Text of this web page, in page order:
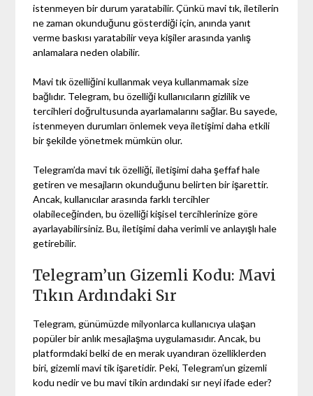
istenmeyen bir durum yaratabilir. Çünkü mavi tık, iletilerin
ne zaman okunduğunu gösterdiği için, anında yanıt
verme baskısı yaratabilir veya kişiler arasında yanlış
anlamalara neden olabilir.
Mavi tık özelliğini kullanmak veya kullanmamak size
bağlıdır. Telegram, bu özelliği kullanıcıların gizlilik ve
tercihleri doğrultusunda ayarlamalarını sağlar. Bu sayede,
istenmeyen durumları önlemek veya iletişimi daha etkili
bir şekilde yönetmek mümkün olur.
Telegram’da mavi tık özelliği, iletişimi daha şeffaf hale
getiren ve mesajların okunduğunu belirten bir işarettir.
Ancak, kullanıcılar arasında farklı tercihler
olabileceğinden, bu özelliği kişisel tercihlerinize göre
ayarlayabilirsiniz. Bu, iletişimi daha verimli ve anlayışlı hale
getirebilir.
Telegram’un Gizemli Kodu: Mavi
Tıkın Ardındaki Sır
Telegram, günümüzde milyonlarca kullanıcıya ulaşan
popüler bir anlık mesajlaşma uygulamasıdır. Ancak, bu
platformdaki belki de en merak uyandıran özelliklerden
biri, gizemli mavi tik işaretidir. Peki, Telegram’un gizemli
kodu nedir ve bu mavi tikin ardındaki sır neyi ifade eder?